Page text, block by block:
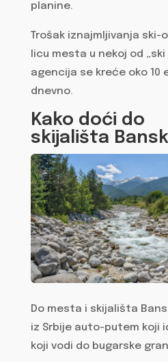
planine.
Trošak iznajmljivanja ski-
licu mesta u nekoj od
agencija se kreće oko 10
dnevno.
Kako doći do
skijališta
Do mesta i skijališta
iz Srbije auto-putem koji
koji vodi do bugarske